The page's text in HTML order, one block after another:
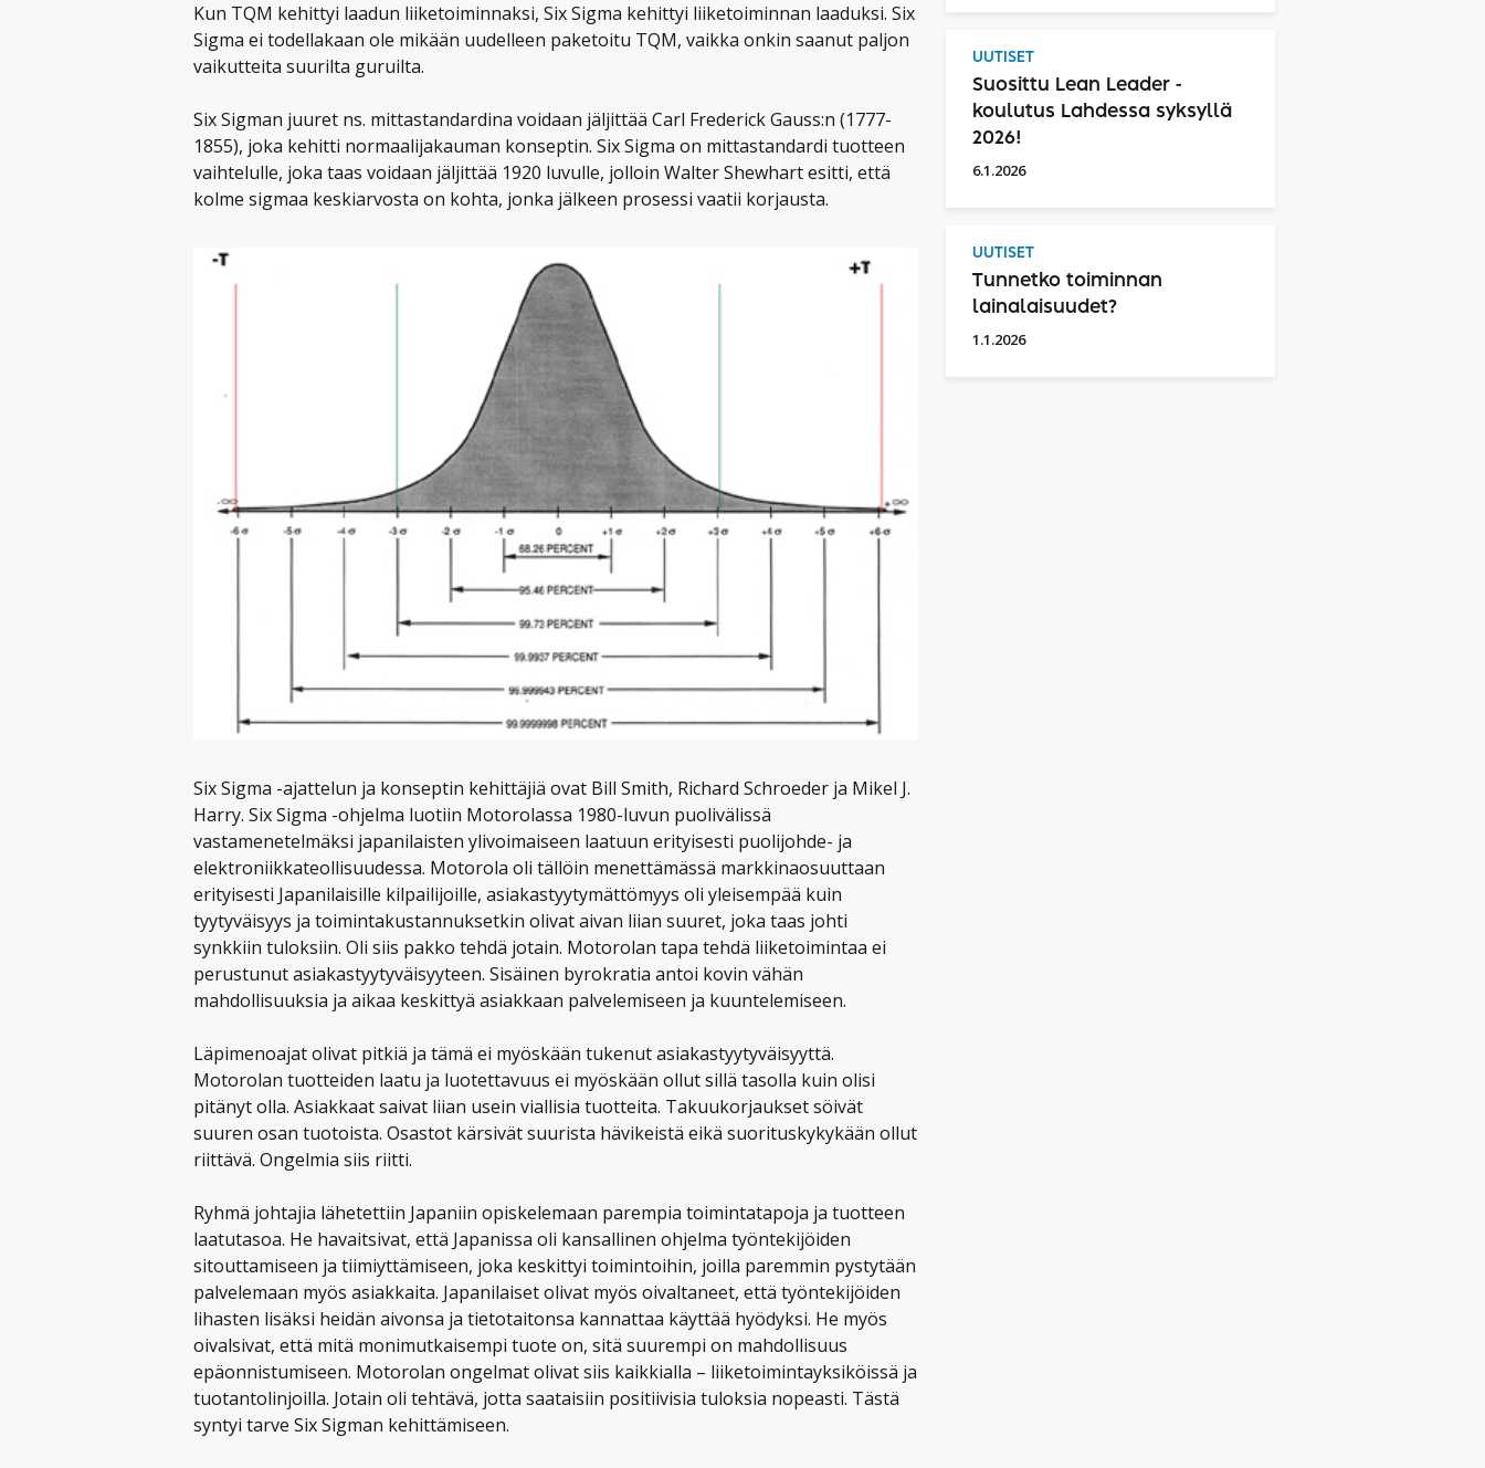
Kun TQM kehittyi laadun liiketoiminnaksi, Six Sigma kehittyi liiketoiminnan laaduksi. Six
Sigma ei todellakaan ole mikään uudelleen paketoitu TQM, vaikka onkin saanut paljon
vaikutteita suurilta guruilta.
Six Sigman juuret ns. mittastandardina voidaan jäljittää Carl Frederick Gauss:n (1777-
1855), joka kehitti normaalijakauman konseptin. Six Sigma on mittastandardi tuotteen
vaihtelulle, joka taas voidaan jäljittää 1920 luvulle, jolloin Walter Shewhart esitti, että
kolme sigmaa keskiarvosta on kohta, jonka jälkeen prosessi vaatii korjausta.
Six Sigma -ajattelun ja konseptin kehittäjiä ovat Bill Smith, Richard Schroeder ja Mikel J.
Harry. Six Sigma -ohjelma luotiin Motorolassa 1980-luvun puolivälissä
vastamenetelmäksi japanilaisten ylivoimaiseen laatuun erityisesti puolijohde- ja
elektroniikkateollisuudessa. Motorola oli tällöin menettämässä markkinaosuuttaan
erityisesti Japanilaisille kilpailijoille, asiakastyytymättömyys oli yleisempää kuin
tyytyväisyys ja toimintakustannuksetkin olivat aivan liian suuret, joka taas johti
synkkiin tuloksiin. Oli siis pakko tehdä jotain. Motorolan tapa tehdä liiketoimintaa ei
perustunut asiakastyytyväisyyteen. Sisäinen byrokratia antoi kovin vähän
mahdollisuuksia ja aikaa keskittyä asiakkaan palvelemiseen ja kuuntelemiseen.
Läpimenoajat olivat pitkiä ja tämä ei myöskään tukenut asiakastyytyväisyyttä.
Motorolan tuotteiden laatu ja luotettavuus ei myöskään ollut sillä tasolla kuin olisi
pitänyt olla. Asiakkaat saivat liian usein viallisia tuotteita. Takuukorjaukset söivät
suuren osan tuotoista. Osastot kärsivät suurista hävikeistä eikä suorituskykykään ollut
riittävä. Ongelmia siis riitti.
Ryhmä johtajia lähetettiin Japaniin opiskelemaan parempia toimintatapoja ja tuotteen
laatutasoa. He havaitsivat, että Japanissa oli kansallinen ohjelma työntekijöiden
sitouttamiseen ja tiimiyttämiseen, joka keskittyi toimintoihin, joilla paremmin pystytään
palvelemaan myös asiakkaita. Japanilaiset olivat myös oivaltaneet, että työntekijöiden
lihasten lisäksi heidän aivonsa ja tietotaitonsa kannattaa käyttää hyödyksi. He myös
oivalsivat, että mitä monimutkaisempi tuote on, sitä suurempi on mahdollisuus
epäonnistumiseen. Motorolan ongelmat olivat siis kaikkialla – liiketoimintayksiköissä ja
tuotantolinjoilla. Jotain oli tehtävä, jotta saataisiin positiivisia tuloksia nopeasti. Tästä
syntyi tarve Six Sigman kehittämiseen.
UUTISET
Suosittu Lean Leader -
koulutus Lahdessa syksyllä
2026!
6.1.2026
UUTISET
Tunnetko toiminnan
lainalaisuudet?
1.1.2026